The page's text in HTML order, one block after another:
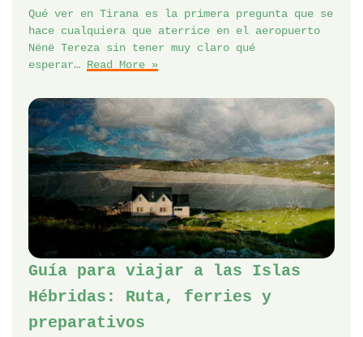
Qué ver en Tirana es la primera pregunta que se
hace cualquiera que aterrice en el aeropuerto
Nënë Tereza sin tener muy claro qué
esperar… Read More »
Guía para viajar a las Islas
Hébridas: Ruta, ferries y
preparativos